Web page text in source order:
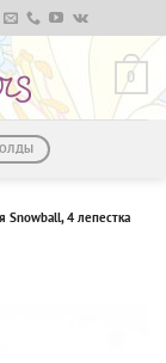
0
Snowball, 4 лепестка